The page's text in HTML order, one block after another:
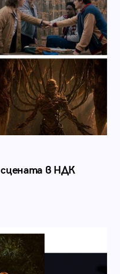
сцената в НДК